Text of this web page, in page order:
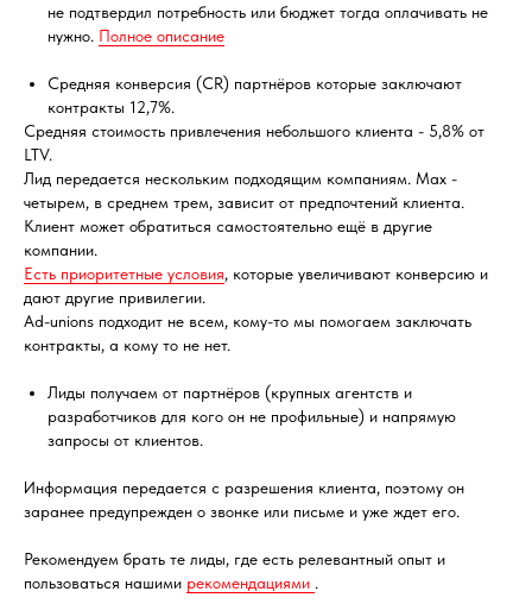
не подтвердил потребность или бюджет тогда оплачивать не
нужно. Полное описание
Средняя конверсия (CR) партнёров которые заключают
контракты 12,7%.
Средняя стоимость привлечения небольшого клиента - 5,8% от
LTV.
Лид передается нескольким подходящим компаниям. Max -
четырем, в среднем трем, зависит от предпочтений клиента.
Клиент может обратиться самостоятельно ещё в другие
компании.
Есть приоритетные условия, которые увеличивают конверсию и
дают другие привилегии.
Ad-unions подходит не всем, кому-то мы помогаем заключать
контракты, а кому то не нет.
Лиды получаем от партнёров (крупных агентств и
разработчиков для кого он не профильные) и напрямую
запросы от клиентов.
Информация передается с разрешения клиента, поэтому он
заранее предупрежден о звонке или письме и уже ждет его.
Рекомендуем брать те лиды, где есть релевантный опыт и
пользоваться нашими рекомендациями .